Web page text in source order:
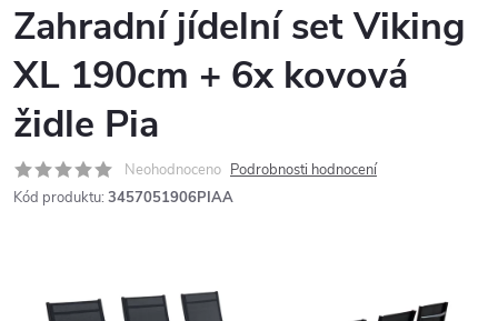
Zahradní jídelní set Viking
XL 190cm + 6x kovová
židle Pia
Neohodnoceno Podrobnosti hodnocení
Kód produktu: 3457051906PIAA